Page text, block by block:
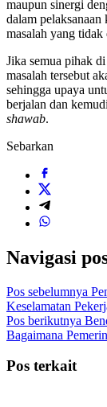
maupun sinergi
dalam
masalah yang
Jika semua pihak
masalah tersebut
sehingga upaya
berjalan dan
shawab.
Sebarkan
Navigasi
Pos sebelumnya
Keselamatan
Pos berikutnya
Bagaimana
Pos terkait